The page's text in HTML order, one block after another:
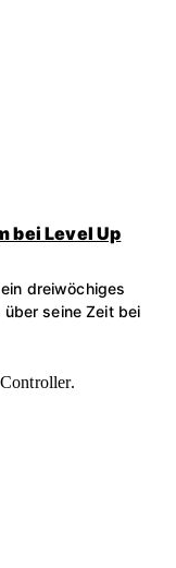
bei Level Up
dreiwöchiges
seine Zeit bei